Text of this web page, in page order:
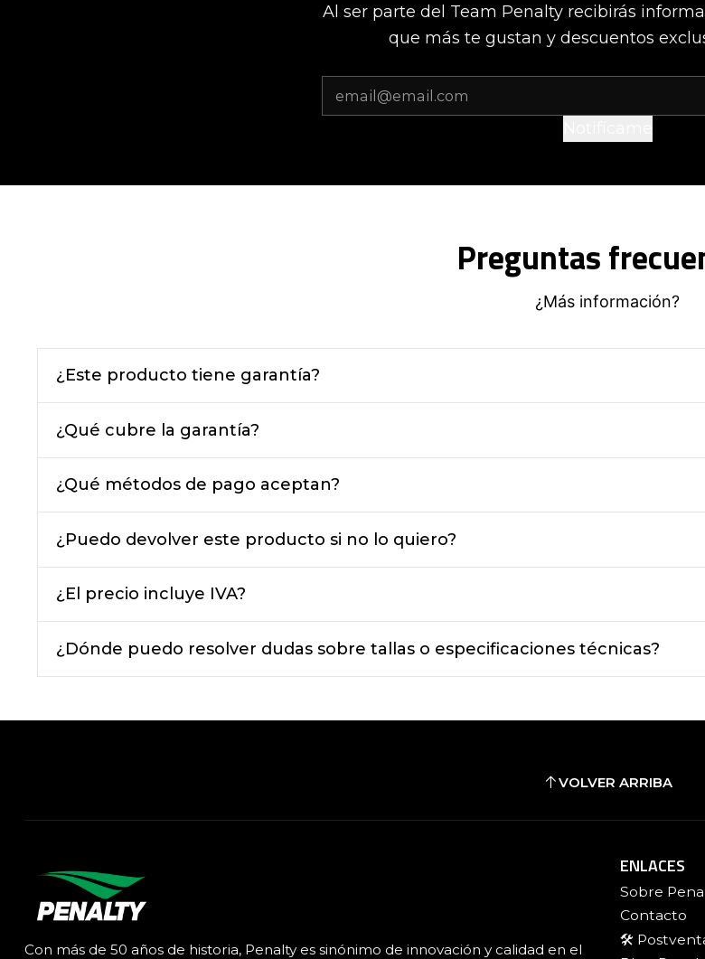
Al ser parte del Team Penalty recibirás
que más te gustan y descuentos
Preguntas
¿Más información?
¿Este producto tiene garantía?
¿Qué cubre la garantía?
¿Qué métodos de pago aceptan?
¿Puedo devolver este producto si no lo quiero?
¿El precio incluye IVA?
¿Dónde puedo resolver dudas sobre tallas o especificaciones técnicas?
VOLVER ARRIBA
Con más de 50 años de historia, Penalty es sinónimo de innovación y calidad en el
ENLACES
Sobre
Contacto
🛠️